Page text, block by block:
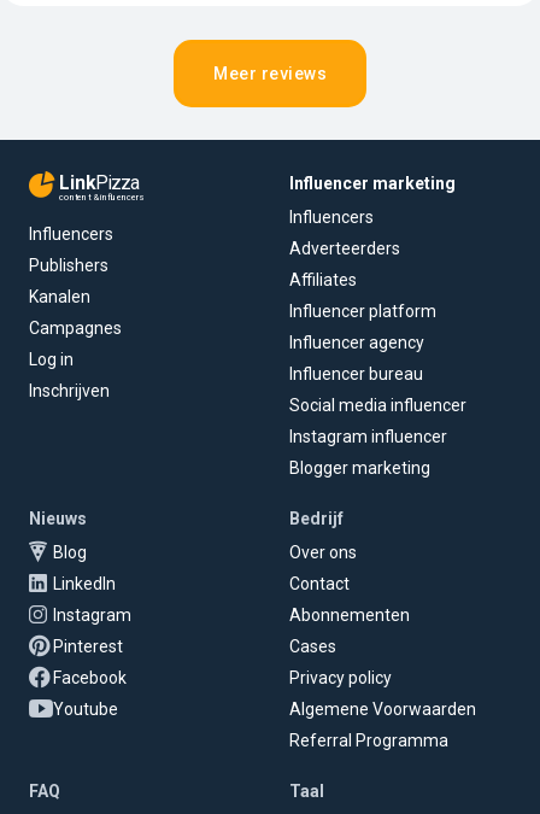
Meer reviews
LinkPizza
content & influencers
Influencers
Publishers
Kanalen
Campagnes
Log in
Inschrijven
Influencer marketing
Influencers
Adverteerders
Affiliates
Influencer platform
Influencer agency
Influencer bureau
Social media influencer
Instagram influencer
Blogger marketing
Nieuws
Blog
LinkedIn
Instagram
Pinterest
Facebook
Youtube
Bedrijf
Over ons
Contact
Abonnementen
Cases
Privacy policy
Algemene Voorwaarden
Referral Programma
FAQ Taal